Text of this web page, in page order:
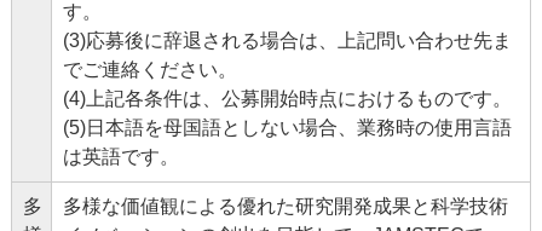
す。
(3)応募後に辞退される場合は、上記問い合わせ先ま
でご連絡ください。
(4)上記各条件は、公募開始時点におけるものです。
(5)日本語を母国語としない場合、業務時の使用言語
は英語です。
多
多様な価値観による優れた研究開発成果と科学技術